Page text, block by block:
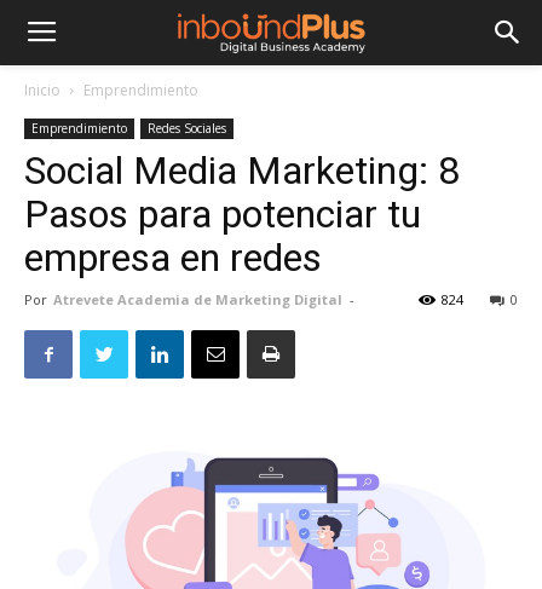
Inicio Emprendimiento
Emprendimiento Redes Sociales
Social Media Marketing: 8
Pasos para potenciar tu
empresa en redes
Por Atrevete Academia de Marketing Digital - 0
824